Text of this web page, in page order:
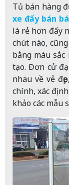
Tủ bán hàng
xe đẩy bán
là rẻ hơn đấy
chút nào,
bằng màu
tạo. Đơn cử
nhau về vẻ
chính, xác
khảo các mẫu